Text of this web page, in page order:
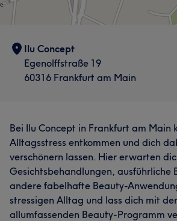
Ilu Concept
Egenolffstraße 19
60316 Frankfurt am Main
Bei Ilu Concept in Frankfurt am Main
Alltagsstress entkommen und dich
verschönern lassen. Hier erwarten
Gesichtsbehandlungen, ausführliche
andere fabelhafte Beauty-
stressigen Alltag und lass dich mit
allumfassenden Beauty-Programm